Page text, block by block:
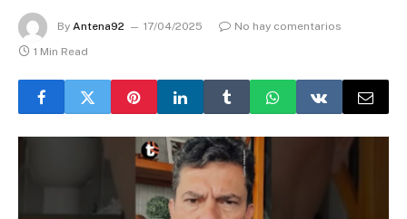
By Antena92 17/04/2025
No hay comentarios
1 Min Read